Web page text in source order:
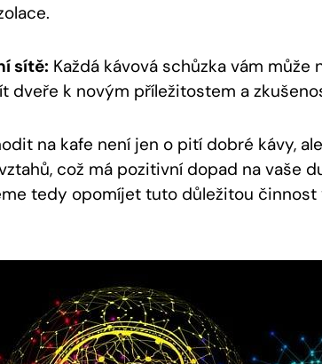
sítě: Každá kávová schůzka vám může
dveře k novým příležitostem a
na kafe není jen o pití dobré kávy,
což má pozitivní dopad na vaše
tedy opomíjet tuto důležitou